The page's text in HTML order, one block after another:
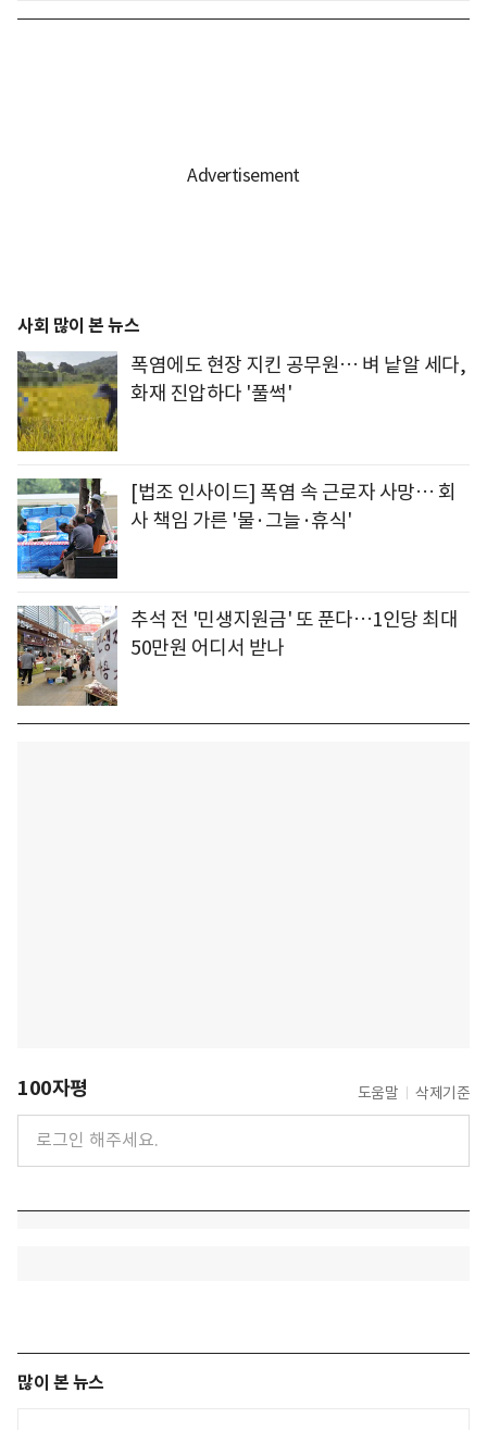
사회 많이 본 뉴스
폭염에도 현장 지킨 공무원… 벼 낱알 세다,
화재 진압하다 '풀썩'
[법조 인사이드] 폭염 속 근로자 사망… 회
사 책임 가른 '물·그늘·휴식'
추석 전 '민생지원금' 또 푼다…1인당 최대
50만원 어디서 받나
100자평 도움말 삭제기준
많이 본 뉴스